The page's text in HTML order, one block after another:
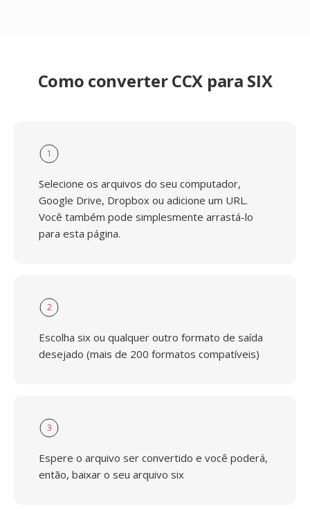
Como converter CCX para SIX
1
Selecione os arquivos do seu computador,
Google Drive, Dropbox ou adicione um URL.
Você também pode simplesmente arrastá-lo
para esta página.
2
Escolha six ou qualquer outro formato de saída
desejado (mais de 200 formatos compatíveis)
3
Espere o arquivo ser convertido e você poderá,
então, baixar o seu arquivo six